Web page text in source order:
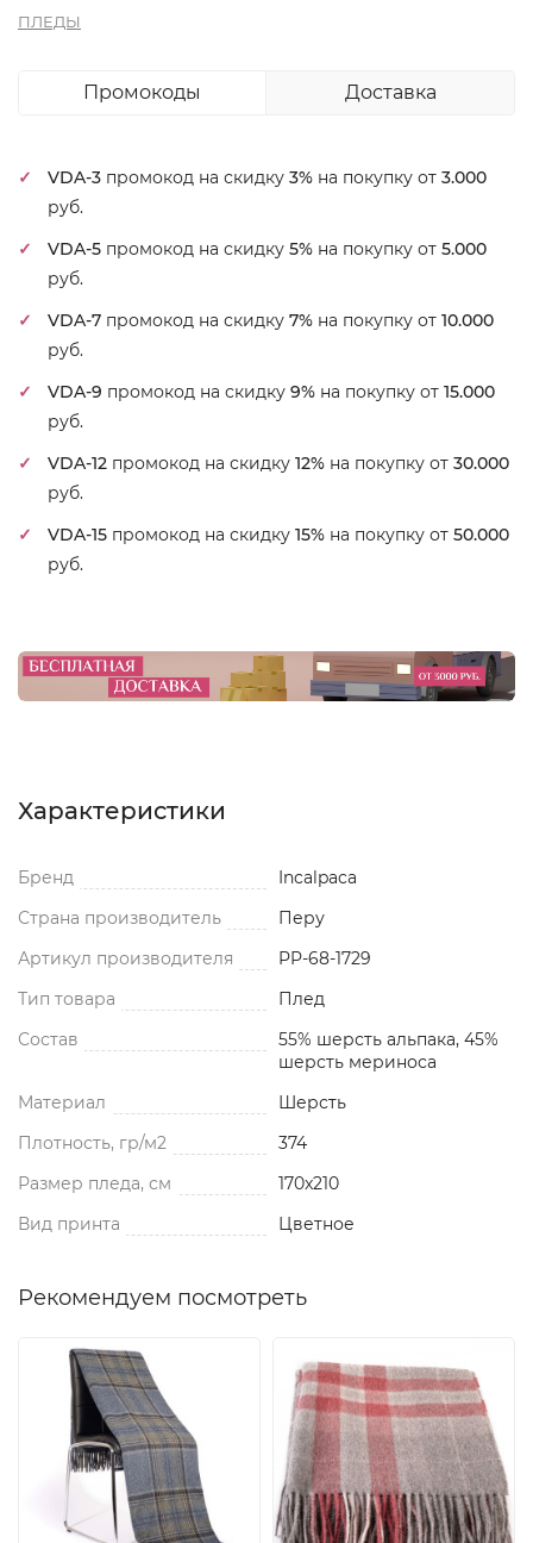
ПЛЕДЫ
Промокоды Доставка
VDA-3 промокод на скидку 3% на покупку от 3.000
руб.
VDA-5 промокод на скидку 5% на покупку от 5.000
руб.
VDA-7 промокод на скидку 7% на покупку от 10.000
руб.
VDA-9 промокод на скидку 9% на покупку от 15.000
руб.
VDA-12 промокод на скидку 12% на покупку от 30.000
руб.
VDA-15 промокод на скидку 15% на покупку от 50.000
руб.
Характеристики
Бренд
Incalpaca
Страна производитель
Перу
Артикул производителя
PP-68-1729
Тип товара
Плед
Состав
55% шерсть альпака, 45%
шерсть мериноса
Материал
Шерсть
Плотность, гр/м2
374
Размер пледа, см
170x210
Вид принта
Цветное
Рекомендуем посмотреть